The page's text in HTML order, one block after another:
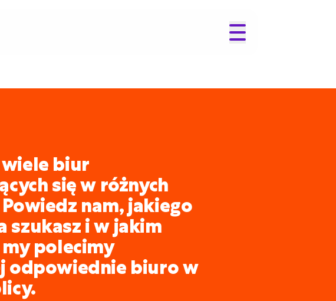
biur
się w różnych
nam, jakiego
szukasz i w jakim
polecimy
odpowiednie biuro w